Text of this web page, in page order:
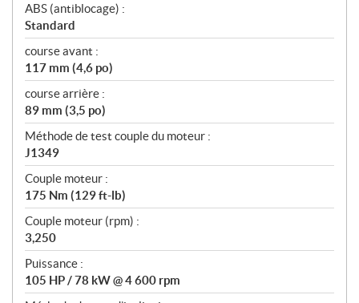
ABS (antiblocage) :
Standard
course avant :
117 mm (4,6 po)
course arrière :
89 mm (3,5 po)
Méthode de test couple du moteur :
J1349
Couple moteur :
175 Nm (129 ft-lb)
Couple moteur (rpm) :
3,250
Puissance :
105 HP / 78 kW @ 4 600 rpm